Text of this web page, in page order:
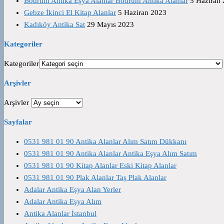
Gebze İkinci El Kitap Alanlar 5 Haziran 2023
Kadıköy Antika Sat 29 Mayıs 2023
Kategoriler
Kategoriler
Arşivler
Arşivler
Sayfalar
0531 981 01 90 Antika Alanlar Alım Satım Dükkanı
0531 981 01 90 Antika Alanlar Antika Eşya Alım Satım
0531 981 01 90 Kitap Alanlar Eski Kitap Alanlar
0531 981 01 90 Plak Alanlar Taş Plak Alanlar
Adalar Antika Eşya Alan Yerler
Adalar Antika Eşya Alım
Antika Alanlar İstanbul